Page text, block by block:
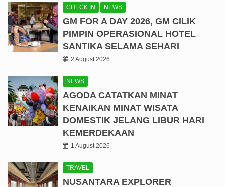
CHECK IN NEWS
GM FOR A DAY 2026, GM CILIK
PIMPIN OPERASIONAL HOTEL
SANTIKA SELAMA SEHARI
2 August 2026
NEWS
AGODA CATATKAN MINAT
KENAIKAN MINAT WISATA
DOMESTIK JELANG LIBUR HARI
KEMERDEKAAN
1 August 2026
TRAVEL
NUSANTARA EXPLORER